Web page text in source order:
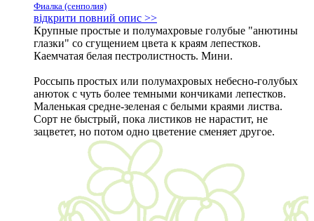
Фиалка (сенполия)
відкрити повний опис >>
Крупные простые и полумахровые голубые "анютины
глазки" со сгущением цвета к краям лепестков.
Каемчатая белая пестролистность. Мини.
Россыпь простых или полумахровых небесно-голубых
анюток с чуть более темными кончиками лепестков.
Маленькая средне-зеленая с белыми краями листва.
Сорт не быстрый, пока листиков не нарастит, не
зацветет, но потом одно цветение сменяет другое.